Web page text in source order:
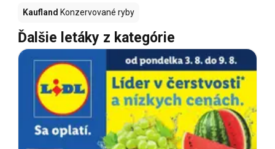
Kaufland Konzervované ryby
Ďalšie letáky z kategórie